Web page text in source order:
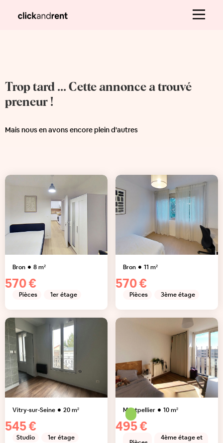
Trop tard ... Cette annonce a trouvé
preneur !
Mais nous en avons encore plein d'autres
Bron 8m²
570 €
Pièces 1er étage
Bron 11 m²
570 €
Pièces 3ème étage
Vitry-sur-Seine 20m²
545 €
Studio 1er étage
Montpellier 10m²
495 €
4ème étage et